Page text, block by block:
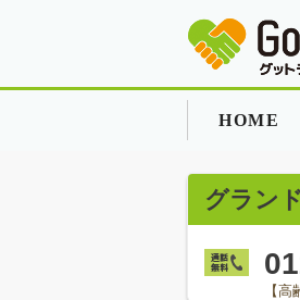
HOME
グラン
【